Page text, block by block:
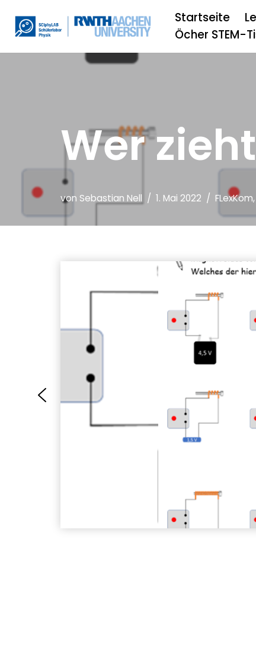
Zum
Inhalt
Startseite
Öcher STEM-
Wer
von Sebastian Nell 1. Mai 2022 FLexKom,